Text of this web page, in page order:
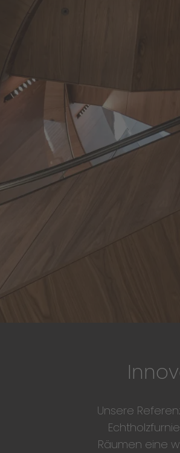
Unsere
Räumen eine